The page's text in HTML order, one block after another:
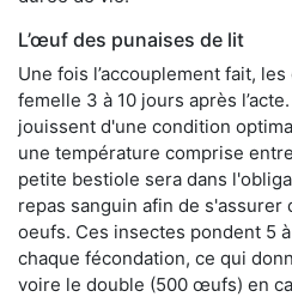
L’œuf des punaises de lit
Une fois l’accouplement fait,
femelle 3 à 10 jours après
jouissent d'une condition
une température comprise
petite bestiole sera dans
repas sanguin afin de s'assurer
oeufs. Ces insectes pondent 5
chaque fécondation, ce qui
voire le double (500 œufs) en